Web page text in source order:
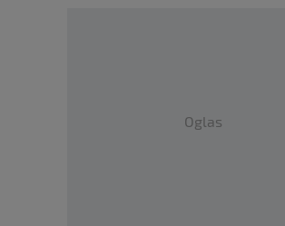
Oglas